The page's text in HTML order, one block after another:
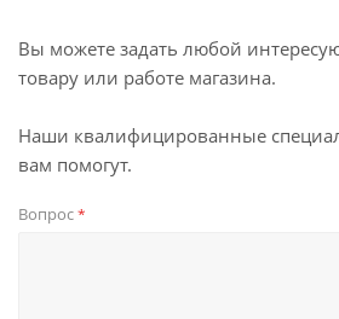
Вы можете задать любой
товару или работе магазина.
Наши квалифицированные
вам помогут.
Вопрос*